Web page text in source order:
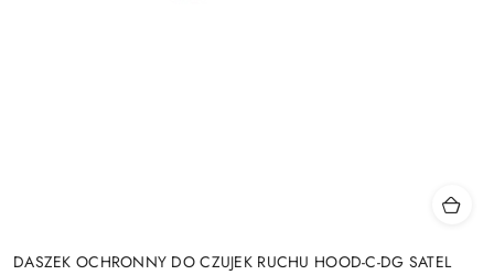
DASZEK OCHRONNY DO CZUJEK RUCHU HOOD-C-DG SATEL